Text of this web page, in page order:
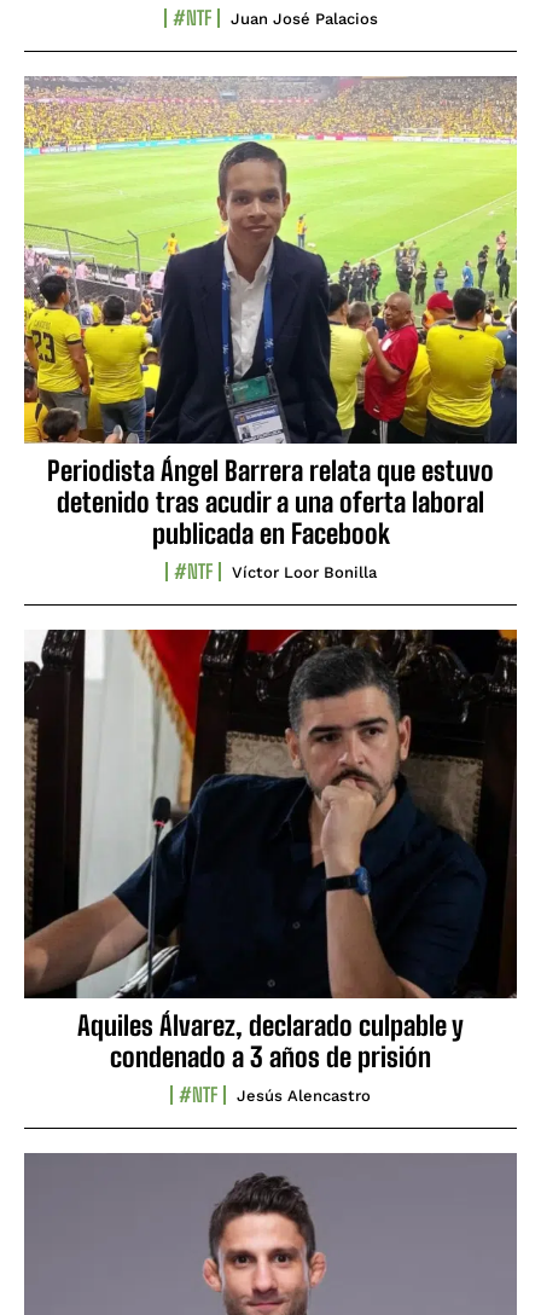
#NTF Juan José Palacios
Periodista Ángel Barrera relata que estuvo
detenido tras acudir a una oferta laboral
publicada en Facebook
#NTF Víctor Loor Bonilla
Aquiles Álvarez, declarado culpable y
condenado a 3 años de prisión
#NTF Jesús Alencastro